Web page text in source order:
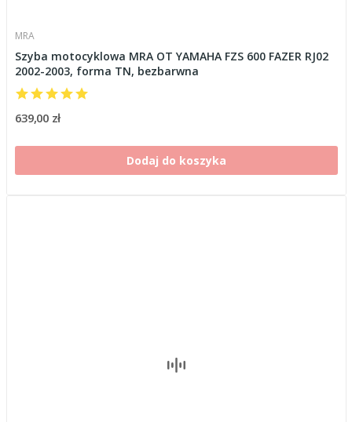
MRA
Szyba motocyklowa MRA OT YAMAHA FZS 600 FAZER RJ02
2002-2003, forma TN, bezbarwna
639,00 zł
Dodaj do koszyka